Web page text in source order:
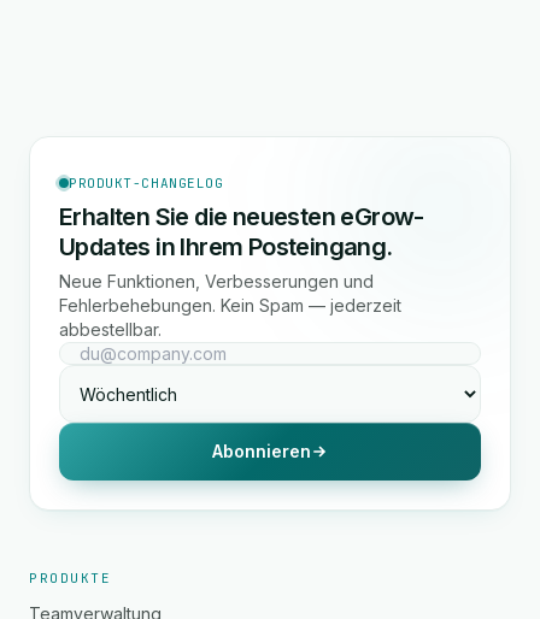
PRODUKT-CHANGELOG
Erhalten Sie die neuesten eGrow-
Updates in Ihrem Posteingang.
Neue Funktionen, Verbesserungen und
Fehlerbehebungen. Kein Spam — jederzeit
abbestellbar.
Abonnieren
PRODUKTE
Teamverwaltung